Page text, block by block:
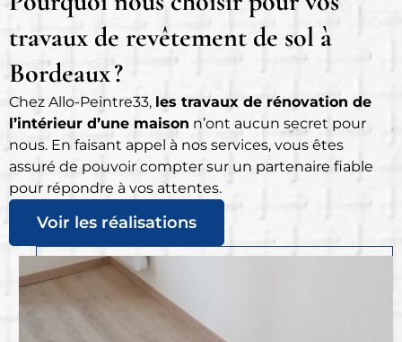
travaux de revêtement de sol à
Bordeaux ?
Chez Allo-Peintre33, les travaux de rénovation de
l’intérieur d’une maison n’ont aucun secret pour
nous. En faisant appel à nos services, vous êtes
assuré de pouvoir compter sur un partenaire fiable
pour répondre à vos attentes.
Voir les réalisations